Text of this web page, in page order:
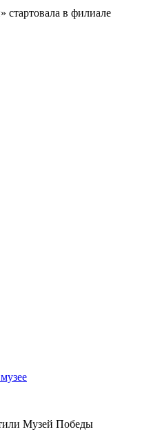
в филиале
Музей Победы